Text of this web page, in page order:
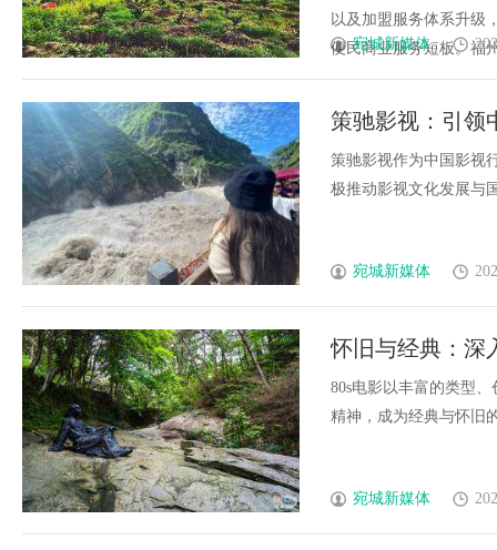
以及加盟服务体系升级
便民商业服务短板。福
宛城新媒体
策驰影视：引领
策驰影视作为中国影视
极推动影视文化发展与
宛城新媒体
怀旧与经典：深
80s电影以丰富的类型
精神，成为经典与怀旧
宛城新媒体